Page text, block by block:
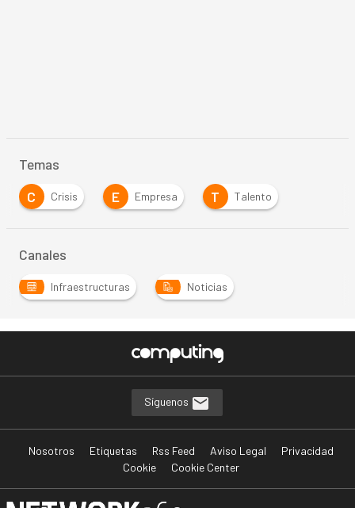
Temas
C
Crisis E Empresa T Talento
Canales
Infraestructuras Noticias
Síguenos
Nosotros Etiquetas Rss Feed Aviso Legal
Privacidad
Cookie
Cookie Center